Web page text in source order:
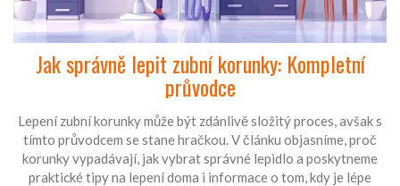
Jak správně lepit zubní korunky: Kompletní
průvodce
Lepení zubní korunky může být zdánlivě složitý proces, avšak s
tímto průvodcem se stane hračkou. V článku objasníme, proč
korunky vypadávají, jak vybrat správné lepidlo a poskytneme
praktické tipy na lepení doma i informace o tom, kdy je lépe